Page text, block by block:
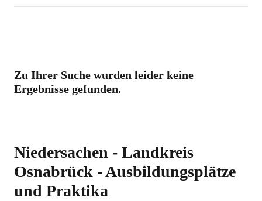
Zu Ihrer Suche wurden leider keine
Ergebnisse gefunden.
Niedersachen - Landkreis
Osnabrück - Ausbildungsplätze
und Praktika